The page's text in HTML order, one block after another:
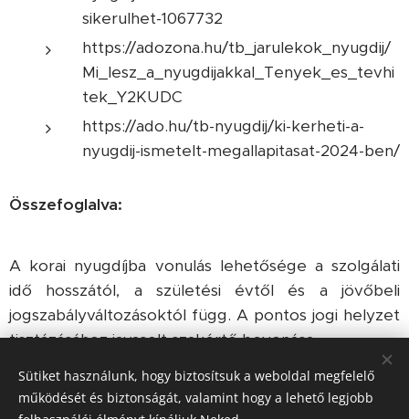
sikerulhet-1067732
https://adozona.hu/tb_jarulekok_nyugdij/
Mi_lesz_a_nyugdijakkal_Tenyek_es_tevhi
tek_Y2KUDC
https://ado.hu/tb-nyugdij/ki-kerheti-a-
nyugdij-ismetelt-megallapitasat-2024-ben/
Összefoglalva:
A korai nyugdíjba vonulás lehetősége a szolgálati
idő hosszától, a születési évtől és a jövőbeli
jogszabályváltozásoktól függ. A pontos jogi helyzet
tisztázásához javasolt szakértő bevonása.
Share
Sütiket használunk, hogy biztosítsuk a weboldal megfelelő
működését és biztonságát, valamint hogy a lehető legjobb